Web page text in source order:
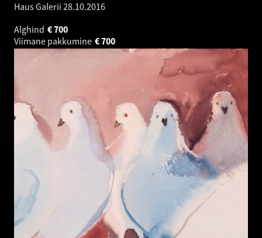
Haus Galerii 28.10.2016
Alghind
700
€
Viimane pakkumine
700
€